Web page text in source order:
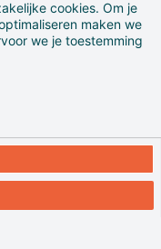
cookies. Om je
maken we
we je toestemming